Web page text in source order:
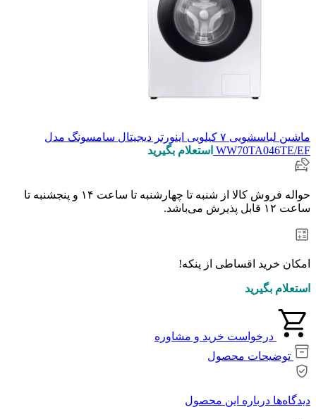
ماشین لباسشویی ۷ کیلویی اینورتر دیجیتال سامسونگ مدل
WW70TA046TE/EF استعلام بگیرید
حواله فروش کالا از شنبه تا چهارشنبه تا ساعت ۱۴ و پنجشنبه تا
ساعت ۱۲ قابل پذیرش می‌باشد.
امکان خرید اقساطی از پنکه!
استعلام بگیرید
درخواست خرید و مشاوره
توضیحات محصول
دیدگاه‌ها درباره این محصول